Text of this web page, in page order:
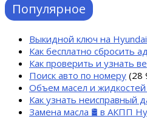
Популярное
Выкидной ключ на
Как бесплатно сбросить
Как проверить и узнать
Поиск авто по номеру (28
Объем масел и жидкостей
Как узнать неисправный
Замена масла 🛢 в АКПП